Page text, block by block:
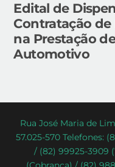
Edital de
Contratação de
na Prestação
Automotivo
Rua José Maria de
57.025-570 Telefones:
/ (82) 99925-3909